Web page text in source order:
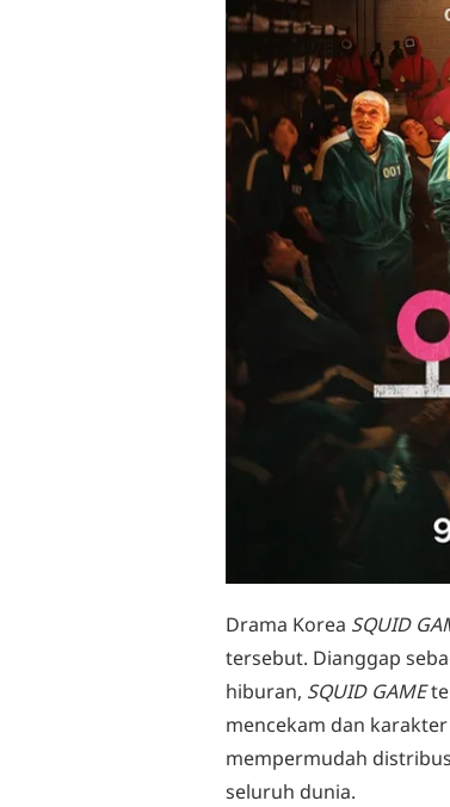
Drama Korea SQUID
tersebut. Dianggap
hiburan, SQUID GAME
mencekam dan
mempermudah
seluruh dunia.